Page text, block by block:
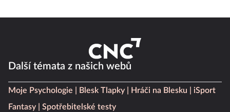
Další témata z našich webů
Moje Psychologie Blesk Tlapky Hráči na Blesku
iSport
Fantasy
Spotřebitelské testy